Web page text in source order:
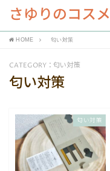
さゆりのコス
HOME 匂い対策
CATEGORY：匂い対策
匂い対策
匂い対策